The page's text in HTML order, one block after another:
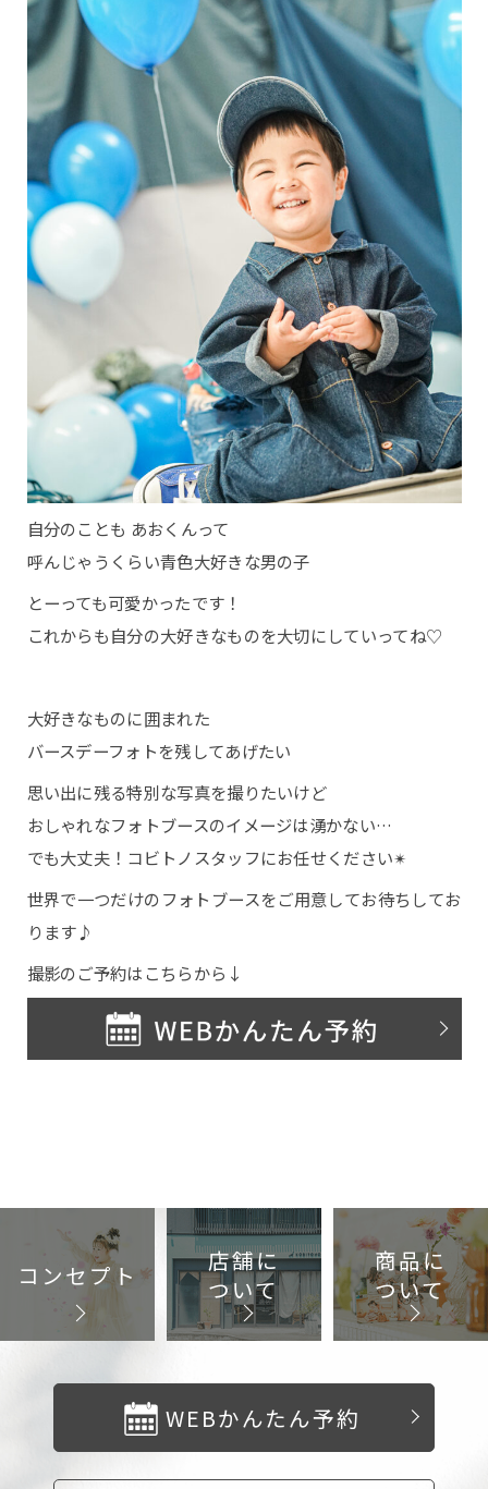
撮影の流れ
商品について
ギャラリー
Q&A
ブログ
お問い合わせ
webかんたん予約
自分のことも あおくんって
呼んじゃうくらい青色大好きな男の子
とーっても可愛かったです！
これからも自分の大好きなものを大切にしていってね♡
大好きなものに囲まれた
バースデーフォトを残してあげたい
思い出に残る特別な写真を撮りたいけど
おしゃれなフォトブースのイメージは湧かない…
でも大丈夫！コビトノスタッフにお任せください✴︎
世界で一つだけのフォトブースをご用意してお待ちしてお
ります♪
撮影のご予約はこちらから↓
コンセプト
店舗に
ついて
商品に
ついて
WEBかんたん予約